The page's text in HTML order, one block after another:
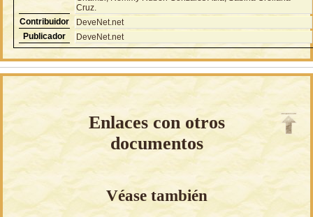
Cruz.
Contribuidor
DeveNet.net
Publicador
DeveNet.net
Enlaces con otros
documentos
Véase también